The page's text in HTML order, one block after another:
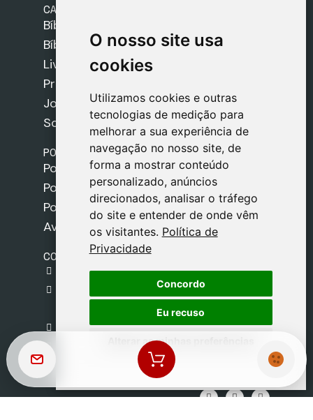
O nosso site usa
cookies
Utilizamos cookies e outras
tecnologias de medição para
melhorar a sua experiência de
navegação no nosso site, de
forma a mostrar conteúdo
personalizado, anúncios
direcionados, analisar o tráfego
do site e entender de onde vêm
os visitantes. Política de
Privacidade
Concordo
Eu recuso
Alterar as minhas preferências
O nosso site usa
cookies
Utilizamos cookies e outras
tecnologias de medição para
melhorar a sua experiência de
navegação no nosso site, de
forma a mostrar conteúdo
personalizado, anúncios
direcionados, analisar o tráfego
do site e entender de onde vêm
os visitantes. Política de
Privacidade
Concordo
Eu recuso
Alterar as minhas preferências
CATEGORIAS
Bíblias Safeliz
Bíblias
Livros
Presentes
Jogos
Sobre nós
POLÍTICAS
Política de Envios
Política de Cookies
Política de Privacidade
Aviso Legal
CONTACTO
gestion@safeliz.com
C. del Pradillo, 6, 28770 Colmenar Viejo,
+34 918 459 877